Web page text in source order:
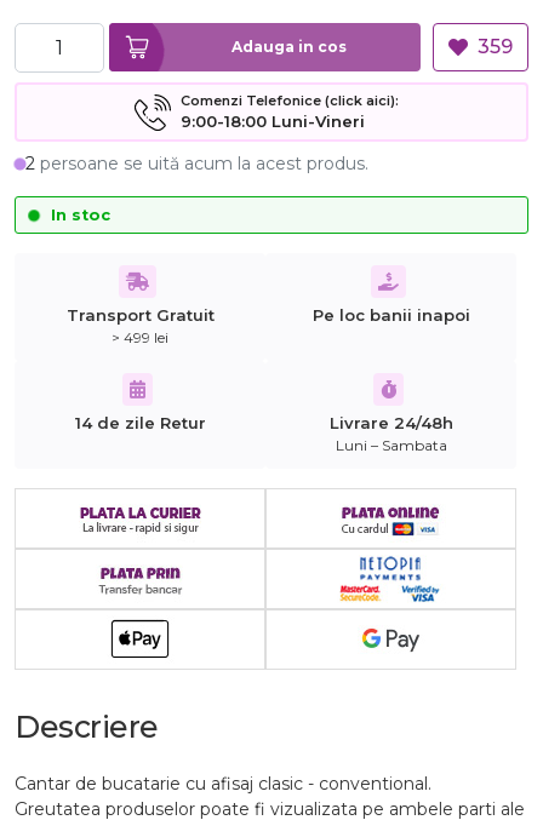
Adauga in cos 359
Comenzi Telefonice (click aici):
9:00-18:00 Luni-Vineri
2 persoane se uită acum la acest produs.
In stoc
Transport Gratuit
> 499 lei
Pe loc banii inapoi
14 de zile Retur Livrare 24/48h
Luni – Sambata
Descriere
Cantar de bucatarie cu afisaj clasic - conventional.
Greutatea produselor poate fi vizualizata pe ambele parti ale